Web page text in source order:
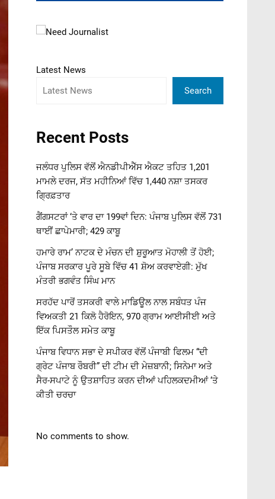
Latest News
Search
Recent Posts
ਜਲੰਧਰ ਪੁਲਿਸ ਵੱਲੋਂ ਐਨਡੀਪੀਐੱਸ ਐਕਟ ਤਹਿਤ 1,201
ਮਾਮਲੇ ਦਰਜ, ਸੱਤ ਮਹੀਨਿਆਂ ਵਿੱਚ 1,440 ਨਸ਼ਾ ਤਸਕਰ
ਗ੍ਰਿਫ਼ਤਾਰ
ਗੈਂਗਸਟਰਾਂ ‘ਤੇ ਵਾਰ ਦਾ 199ਵਾਂ ਦਿਨ: ਪੰਜਾਬ ਪੁਲਿਸ ਵੱਲੋਂ 731
ਥਾਈਂ ਛਾਪੇਮਾਰੀ; 429 ਕਾਬੂ
ਹਮਾਰੇ ਰਾਮ’ ਨਾਟਕ ਦੇ ਮੰਚਨ ਦੀ ਸ਼ੁਰੂਆਤ ਮੋਹਾਲੀ ਤੋਂ ਹੋਈ;
ਪੰਜਾਬ ਸਰਕਾਰ ਪੂਰੇ ਸੂਬੇ ਵਿੱਚ 41 ਸ਼ੋਅ ਕਰਵਾਏਗੀ: ਮੁੱਖ
ਮੰਤਰੀ ਭਗਵੰਤ ਸਿੰਘ ਮਾਨ
ਸਰਹੱਦ ਪਾਰੋਂ ਤਸਕਰੀ ਵਾਲੇ ਮਾਡਿਊਲ ਨਾਲ ਸਬੰਧਤ ਪੰਜ
ਵਿਅਕਤੀ 21 ਕਿਲੋ ਹੈਰੋਇਨ, 970 ਗ੍ਰਾਮ ਆਈਸੀਈ ਅਤੇ
ਇੱਕ ਪਿਸਤੌਲ ਸਮੇਤ ਕਾਬੂ
ਪੰਜਾਬ ਵਿਧਾਨ ਸਭਾ ਦੇ ਸਪੀਕਰ ਵੱਲੋਂ ਪੰਜਾਬੀ ਫਿਲਮ “ਦੀ
ਗ੍ਰੇਟ ਪੰਜਾਬ ਰੌਬਰੀ” ਦੀ ਟੀਮ ਦੀ ਮੇਜ਼ਬਾਨੀ; ਸਿਨੇਮਾ ਅਤੇ
ਸੈਰ-ਸਪਾਟੇ ਨੂੰ ਉਤਸ਼ਾਹਿਤ ਕਰਨ ਦੀਆਂ ਪਹਿਲਕਦਮੀਆਂ ‘ਤੇ
ਕੀਤੀ ਚਰਚਾ
No comments to show.